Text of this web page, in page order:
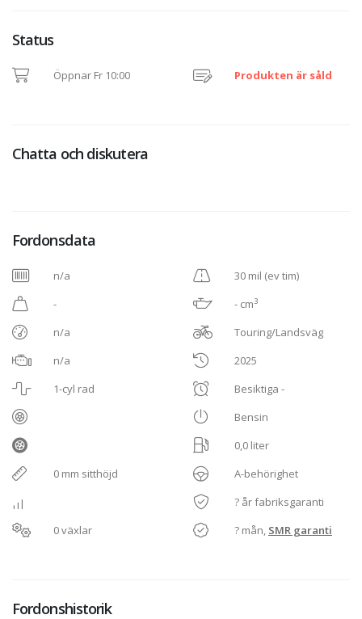
Status
Öppnar Fr 10:00 Produkten är såld
Chatta och diskutera
Fordonsdata
n/a
-
n/a
n/a
1-cyl rad
0 mm sitthöjd
0 växlar
30 mil (ev tim)
- cm3
Touring/Landsväg
2025
Besiktiga -
Bensin
0,0 liter
A-behörighet
? år fabriksgaranti
? mån, SMR garanti
Fordonshistorik